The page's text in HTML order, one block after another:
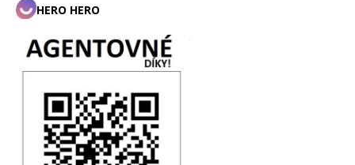
HERO HERO